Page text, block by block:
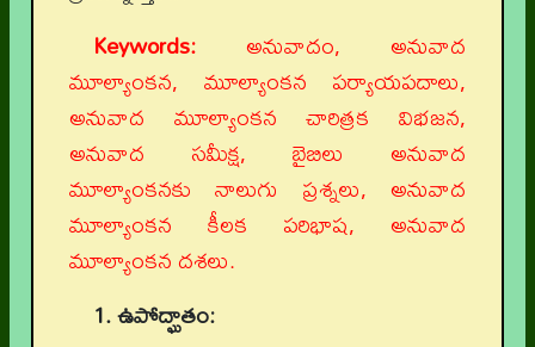
Keywords: అనువాదం, అనువాద
మూల్యాంకన, మూల్యాంకన పర్యాయపదాలు,
అనువాద మూల్యాంకన చారిత్రక విభజన,
అనువాద సమీక్ష, బైబిలు అనువాద
మూల్యాంకనకు నాలుగు ప్రశ్నలు, అనువాద
మూల్యాంకన కీలక పరిభాష, అనువాద
మూల్యాంకన దశలు.
1. ఉపోద్ఘాతం: